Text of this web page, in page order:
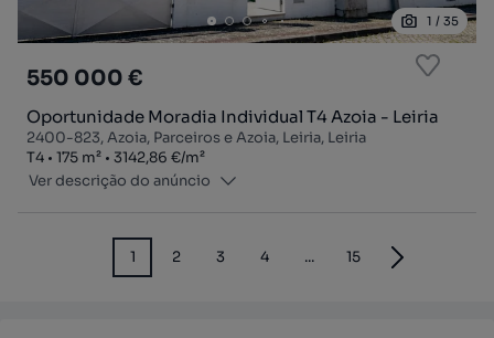
1 / 35
550 000 €
Oportunidade Moradia Individual T4 Azoia - Leiria
2400-823, Azoia, Parceiros e Azoia, Leiria, Leiria
Tipologia
T4
Zona175 m²
Preço por metro quadrado
3142,86 €/m²
Ver descrição do anúncio
1 2 3 4 ... 15